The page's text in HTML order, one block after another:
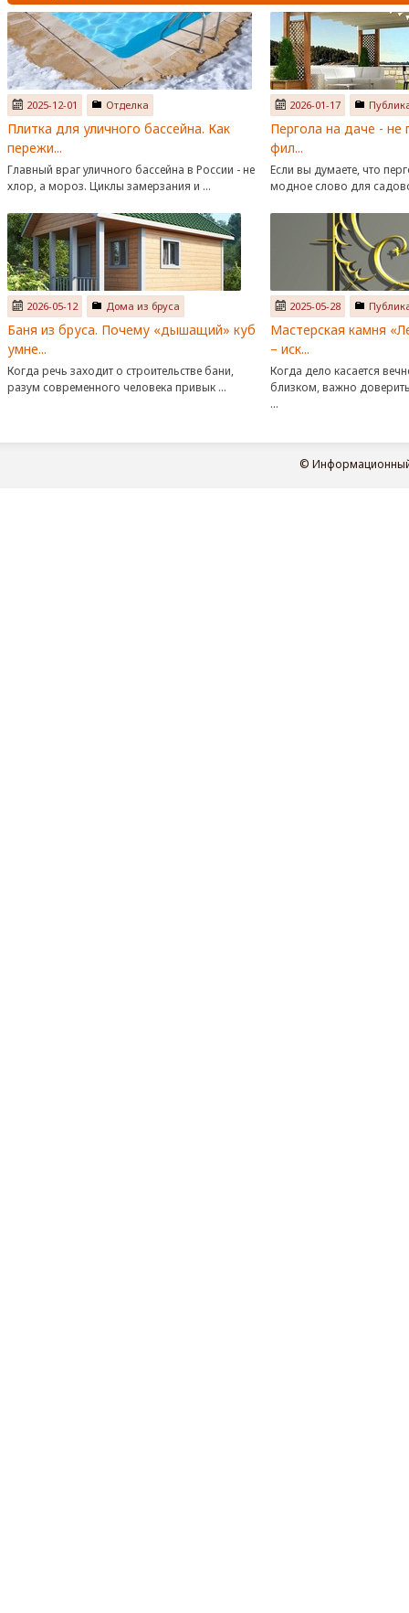
2025-12-01 Отделка
Плитка для уличного бассейна. Как
пережи...
Главный враг уличного бассейна в России - не
хлор, а мороз. Циклы замерзания и ...
2026-01-17
Пергола на даче - не
фил...
Если вы думаете, что
модное слово для
2026-05-12 Дома из бруса
Баня из бруса. Почему «дышащий» куб
умне...
Когда речь заходит о строительстве бани,
разум современного человека привык ...
2025-05-28
Мастерская камня
– иск...
Когда дело касается
близком, важно
...
© Информационный